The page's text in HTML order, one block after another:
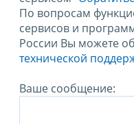
По вопросам
сервисов и
России Вы можете
технической
Ваше сообщение: